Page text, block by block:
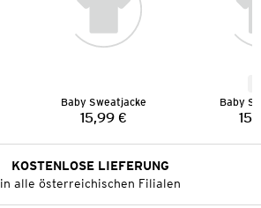
Baby Sweatjacke
Preis:
15,99 €
Baby
KOSTENLOSE LIEFERUNG
in alle österreichischen Filialen